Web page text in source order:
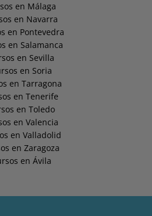
en Málaga
en Navarra
en Pontevedra
en Salamanca
en Sevilla
en Soria
en Tarragona
en Tenerife
en Toledo
en Valencia
en Valladolid
en Zaragoza
en Ávila